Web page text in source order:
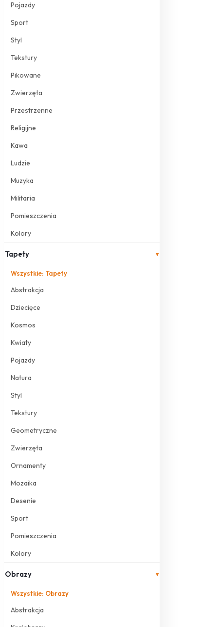
Pojazdy
Sport
Styl
Tekstury
Pikowane
Zwierzęta
Przestrzenne
Religijne
Kawa
Ludzie
Muzyka
Militaria
Pomieszczenia
Kolory
Tapety ▾
Wszystkie: Tapety
Abstrakcja
Dziecięce
Kosmos
Kwiaty
Pojazdy
Natura
Styl
Tekstury
Geometryczne
Zwierzęta
Ornamenty
Mozaika
Desenie
Sport
Pomieszczenia
Kolory
Obrazy ▾
Wszystkie: Obrazy
Abstrakcja